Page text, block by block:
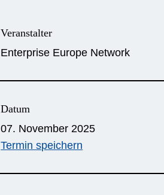
Veranstalter
Enterprise Europe Network
Datum
07. November 2025
Termin speichern